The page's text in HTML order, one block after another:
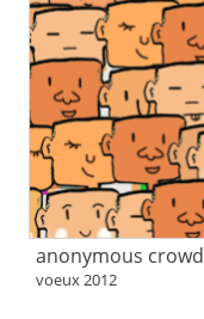
anonymous crowd
voeux 2012